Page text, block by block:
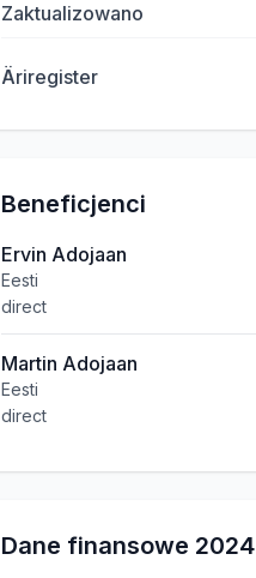
Zaktualizowano
Äriregister
Beneficjenci
Ervin Adojaan
Eesti
direct
Martin Adojaan
Eesti
direct
Dane finansowe 2024